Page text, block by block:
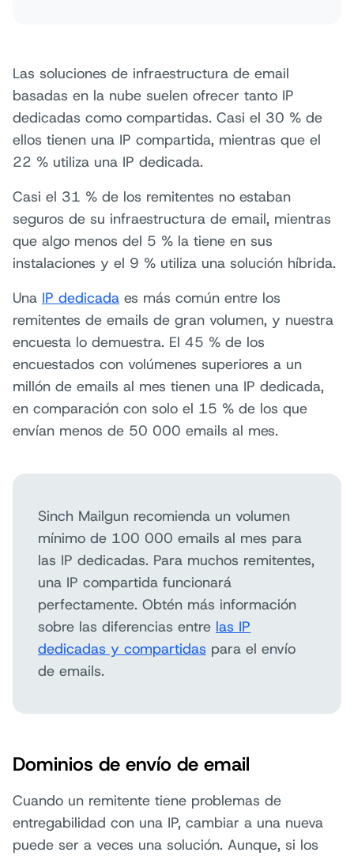
Las soluciones de infraestructura de email
basadas en la nube suelen ofrecer tanto IP
dedicadas como compartidas. Casi el 30 % de
ellos tienen una IP compartida, mientras que el
22 % utiliza una IP dedicada.
Casi el 31 % de los remitentes no estaban
seguros de su infraestructura de email, mientras
que algo menos del 5 % la tiene en sus
instalaciones y el 9 % utiliza una solución híbrida.
Una IP dedicada es más común entre los
remitentes de emails de gran volumen, y nuestra
encuesta lo demuestra. El 45 % de los
encuestados con volúmenes superiores a un
millón de emails al mes tienen una IP dedicada,
en comparación con solo el 15 % de los que
envían menos de 50 000 emails al mes.
Sinch Mailgun recomienda un volumen
mínimo de 100 000 emails al mes para
las IP dedicadas. Para muchos remitentes,
una IP compartida funcionará
perfectamente. Obtén más información
sobre las diferencias entre las IP
dedicadas y compartidas para el envío
de emails.
Dominios de envío de email
Cuando un remitente tiene problemas de
entregabilidad con una IP, cambiar a una nueva
puede ser a veces una solución. Aunque, si los